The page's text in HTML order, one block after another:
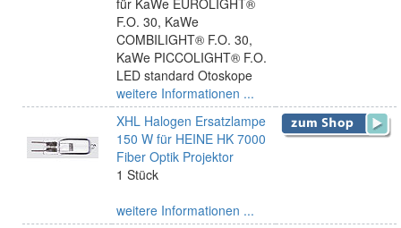
für KaWe EUROLIGHT®
F.O. 30, KaWe
COMBILIGHT® F.O. 30,
KaWe PICCOLIGHT® F.O.
LED standard Otoskope
weitere Informationen ...
XHL Halogen Ersatzlampe
150 W für HEINE HK 7000
Fiber Optik Projektor
1 Stück
weitere Informationen ...